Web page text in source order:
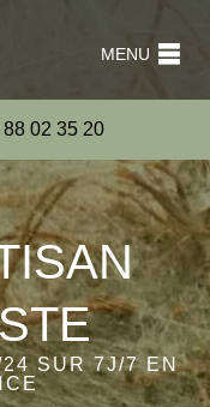
MENU
88 02 35 20
SUR 7J/7 EN